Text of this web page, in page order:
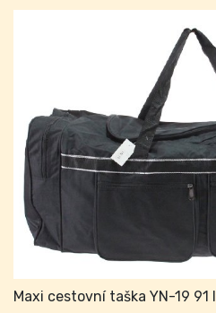
Maxi cestovní taška YN-19 91 l